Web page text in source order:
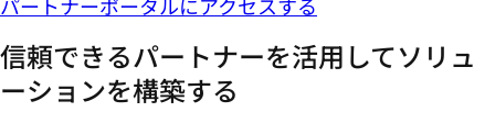
信頼できるパートナーを活用してソリュ
ーションを構築する